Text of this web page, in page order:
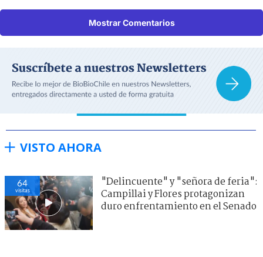
Mostrar Comentarios
VISTO AHORA
64
visitas
"Delincuente" y "señora de feria":
Campillai y Flores protagonizan
duro enfrentamiento en el Senado